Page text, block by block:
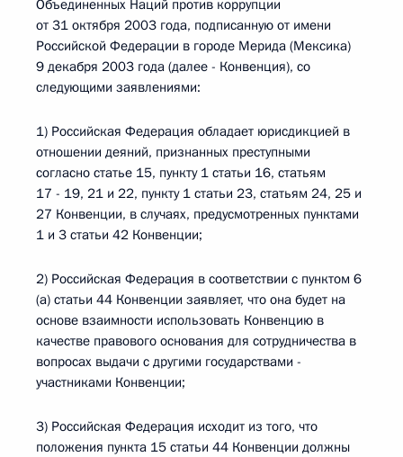
Объединенных Наций против коррупции
от 31 октября 2003 года, подписанную от имени
Российской Федерации в городе Мерида (Мексика)
9 декабря 2003 года (далее - Конвенция), со
следующими заявлениями:
1) Российская Федерация обладает юрисдикцией в
отношении деяний, признанных преступными
согласно статье 15, пункту 1 статьи 16, статьям
17 - 19, 21 и 22, пункту 1 статьи 23, статьям 24, 25 и
27 Конвенции, в случаях, предусмотренных пунктами
1 и 3 статьи 42 Конвенции;
2) Российская Федерация в соответствии с пунктом 6
(а) статьи 44 Конвенции заявляет, что она будет на
основе взаимности использовать Конвенцию в
качестве правового основания для сотрудничества в
вопросах выдачи с другими государствами -
участниками Конвенции;
3) Российская Федерация исходит из того, что
положения пункта 15 статьи 44 Конвенции должны